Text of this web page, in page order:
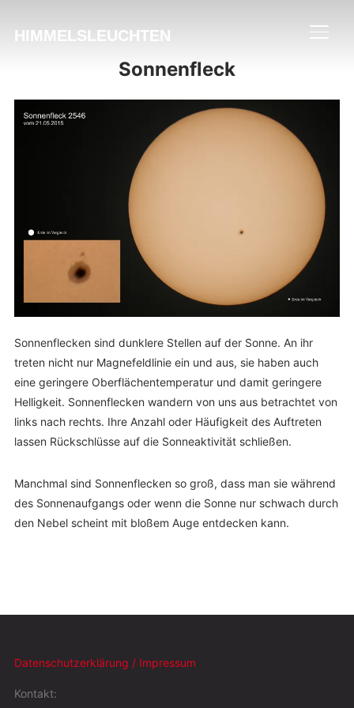
HIMMELSLEUCHTEN
Sonnenfleck
Sonnenflecken sind dunklere Stellen auf der Sonne. An ihr
treten nicht nur Magnefeldlinie ein und aus, sie haben auch
eine geringere Oberflächentemperatur und damit geringere
Helligkeit. Sonnenflecken wandern von uns aus betrachtet von
links nach rechts. Ihre Anzahl oder Häufigkeit des Auftreten
lassen Rückschlüsse auf die Sonneaktivität schließen.
Manchmal sind Sonnenflecken so groß, dass man sie während
des Sonnenaufgangs oder wenn die Sonne nur schwach durch
den Nebel scheint mit bloßem Auge entdecken kann.
Datenschutzerklärung / Impressum
Kontakt: